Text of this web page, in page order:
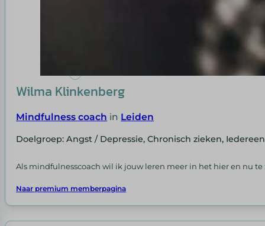
Wilma Klinkenberg
Mindfulness coach in Leiden
Doelgroep: Angst / Depressie, Chronisch zieken, Iedereen
Als mindfulnesscoach wil ik jouw leren meer in het hier en nu
Naar premium memberpagina